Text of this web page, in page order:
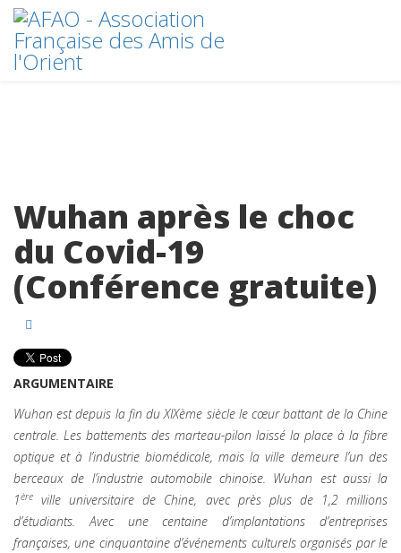
Wuhan après le choc
du Covid-19
(Conférence gratuite)
ARGUMENTAIRE
Wuhan est depuis la fin du XIXème siècle le cœur battant de la Chine
centrale. Les battements des marteau-pilon laissé la place à la fibre
optique et à l’industrie biomédicale, mais la ville demeure l’un des
berceaux de l’industrie automobile chinoise. Wuhan est aussi la
1ère
ville universitaire de Chine, avec près plus de 1,2 millions
d’étudiants. Avec une centaine d’implantations d’entreprises
françaises, une cinquantaine d’événements culturels organisés par le